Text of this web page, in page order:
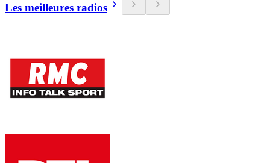
Les meilleures radios